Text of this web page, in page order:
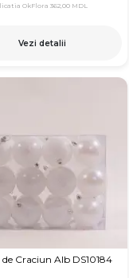
OkFlora 362,00 MDL
Vezi detalii
Craciun Alb DS10184